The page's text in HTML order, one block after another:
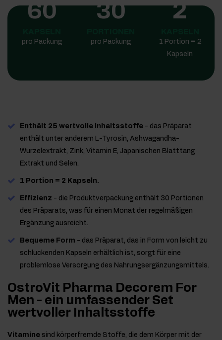
60
pro Packung
30
pro Packung
2
1 Portion = 2
Kapseln
Enthält 25 wertvolle Inhaltsstoffe - das Präparat
enthält unter anderem L-Tyrosin, Ashwagandha-
Wurzelextrakt, Zink, Vitamin E, Japanischen Blatttang
Extrakt und Selen.
1 Portion = 2 Kapseln.
Effizienz - die Produktverpackung enthält 30 Portionen
des Präparats, was für einen Monat der regelmäßigen
Ergänzung ausreicht.
Bequeme Form - das Präparat, das in Form von leicht zu
schluckenden Kapseln erhältlich ist, sorgt für eine
problemlose Versorgung des Nahrungsergänzungsmittels.
OstroVit Pharma Decorem For
Men - ein umfassender Set
wertvoller Inhaltsstoffe
Vitamine sind körperfremde Stoffe, die dem Körper mit der